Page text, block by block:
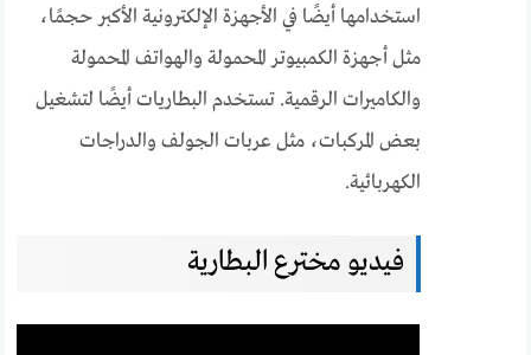
استخدامها أيضًا في الأجهزة الإلكترونية الأكبر حجمًا،
مثل أجهزة الكمبيوتر المحمولة والهواتف المحمولة
والكاميرات الرقمية. تستخدم البطاريات أيضًا لتشغيل
بعض المركبات، مثل عربات الجولف والدراجات
الكهربائية.
فيديو مخترع البطارية